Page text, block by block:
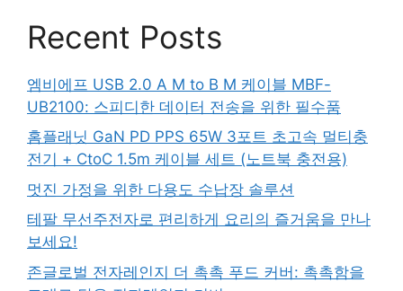
Recent Posts
엠비에프 USB 2.0 A M to B M 케이블 MBF-
UB2100: 스피디한 데이터 전송을 위한 필수품
홈플래닛 GaN PD PPS 65W 3포트 초고속 멀티충
전기 + CtoC 1.5m 케이블 세트 (노트북 충전용)
멋진 가정을 위한 다용도 수납장 솔루션
테팔 무선주전자로 편리하게 요리의 즐거움을 만나
보세요!
존글로벌 전자레인지 더 촉촉 푸드 커버: 촉촉함을